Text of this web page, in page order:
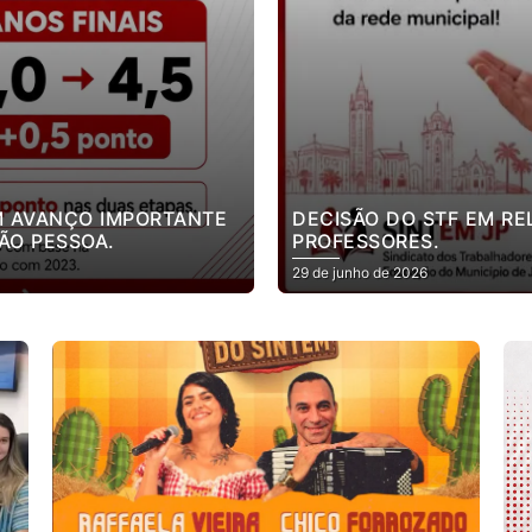
IMPORTANTE
PESSOA.
DECISÃO DO STF EM
PROFESSORES.
29 de junho de 2026